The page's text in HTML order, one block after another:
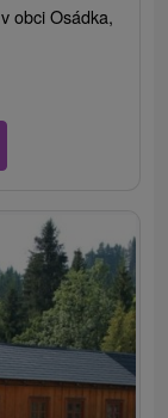
obci Osádka,